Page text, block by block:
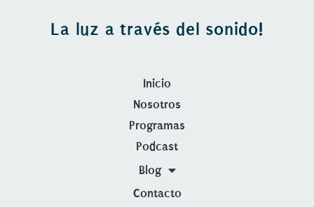
La luz a través del sonido!
Inicio
Nosotros
Programas
Podcast
Blog
Contacto